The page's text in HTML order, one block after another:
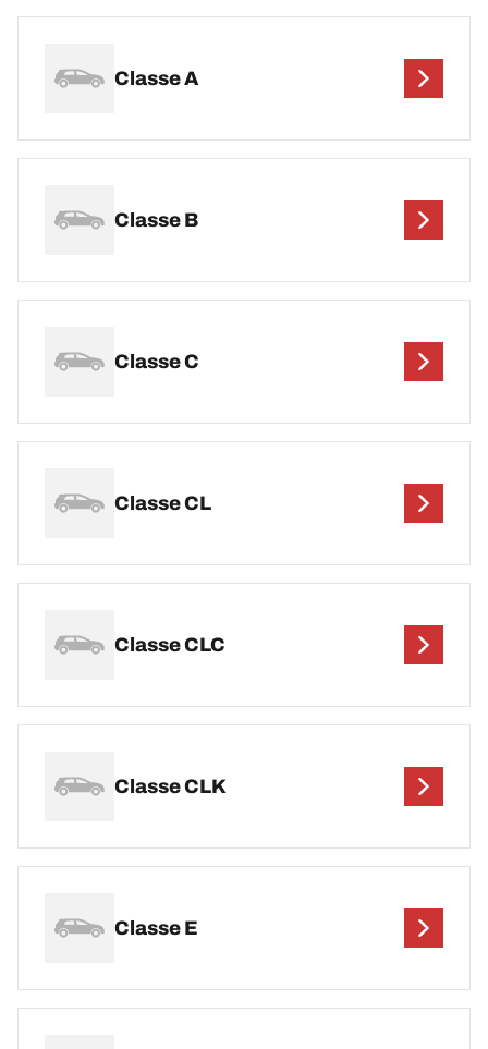
Classe A
Classe B
Classe C
Classe CL
Classe CLC
Classe CLK
Classe E